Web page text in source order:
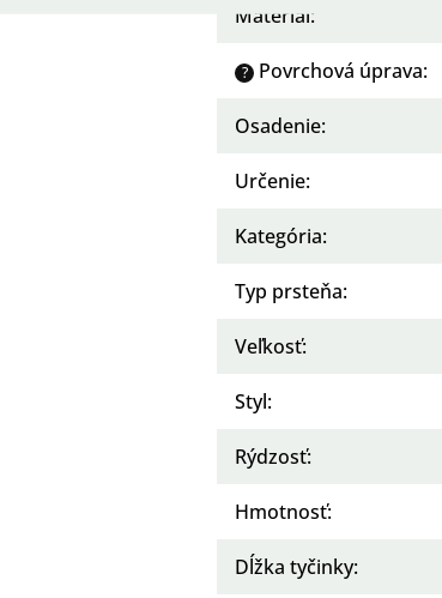
Materiál:
? Povrchová úprava:
Osadenie:
Určenie:
Kategória:
Typ prsteňa:
Veľkosť:
Styl:
Rýdzosť:
Hmotnosť:
Dĺžka tyčinky: